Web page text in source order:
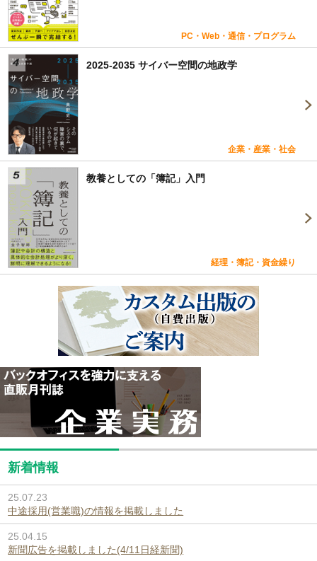
PC・Web・通信・プログラム
2025-2035 サイバー空間の地政学
企業・産業・社会
教養としての「簿記」入門
経理・簿記・資金繰り
新着情報
25.07.23
中途採用(営業職)の情報を掲載しました
25.04.15
新聞広告を掲載しました(4/11日経新聞)